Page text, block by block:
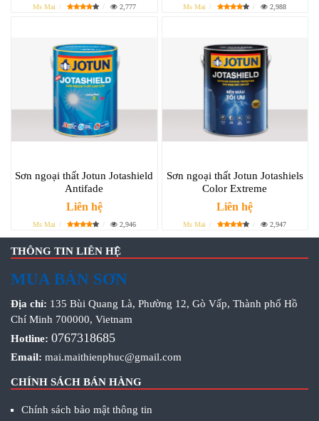
Ms Mai 2,777 Ms Mai 2,988
Sơn ngoại thất Jotun Jotashield
Antifade
Liên hệ
Ms Mai 2,946
Sơn ngoại thất Jotun Jotashiels
Color Extreme
Liên hệ
Ms Mai 2,947
THÔNG TIN LIÊN HỆ
MUA BÁN SƠN
Địa chỉ: 135 Bùi Quang Là, Phường 12, Gò Vấp, Thành phố Hồ
Chí Minh 700000, Vietnam
Hotline: 0767318685
Email: mai.maithienphuc@gmail.com
CHÍNH SÁCH BÁN HÀNG
Chính sách bảo mật thông tin